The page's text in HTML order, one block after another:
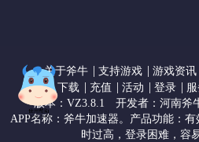
关于斧牛 | 支持游戏 | 游戏资讯
下载 | 充值 | 活动 | 登录 |
版本：VZ3.8.1
开发者：河南斧
APP名称：斧牛加速器。产品功能：
时过高，登录困难，容